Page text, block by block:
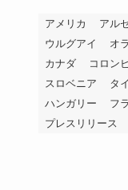
アメリカ アル
ウルグアイ
オ
カナダ
コロン
スロベニア
タイ
ハンガリー
フ
プレスリリース